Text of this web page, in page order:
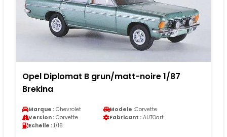
Opel Diplomat B grun/matt-noire 1/87
Brekina
Marque : Chevrolet Modele :Corvette
Version : Corvette Fabricant : AUTOart
Echelle : 1/18